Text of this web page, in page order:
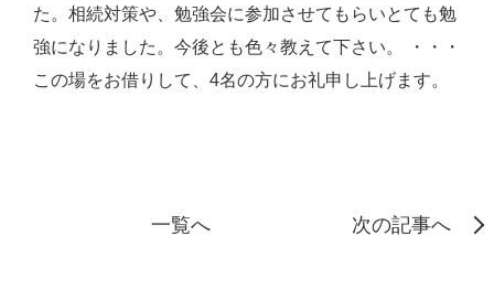
た。相続対策や、勉強会に参加させてもらいとても勉
強になりました。今後とも色々教えて下さい。 ・・・
この場をお借りして、4名の方にお礼申し上げます。
一覧へ 次の記事へ